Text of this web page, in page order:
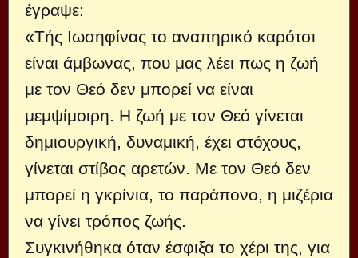
έγραψε:
«Τής Ιωσηφίνας το αναπηρικό καρότσι
είναι άμβωνας, που μας λέει πως η ζωή
με τον Θεό δεν μπορεί να είναι
μεμψίμοιρη. Η ζωή με τον Θεό γίνεται
δημιουργική, δυναμική, έχει στόχους,
γίνεται στίβος αρετών. Με τον Θεό δεν
μπορεί η γκρίνια, το παράπονο, η μιζέρια
να γίνει τρόπος ζωής.
Συγκινήθηκα όταν έσφιξα το χέρι της, για